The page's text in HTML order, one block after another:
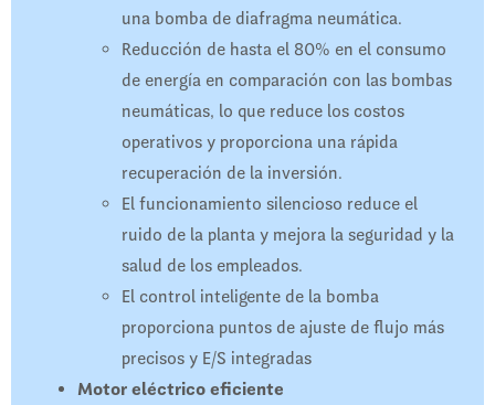
una bomba de diafragma neumática.
Reducción de hasta el 80% en el consumo
de energía en comparación con las bombas
neumáticas, lo que reduce los costos
operativos y proporciona una rápida
recuperación de la inversión.
El funcionamiento silencioso reduce el
ruido de la planta y mejora la seguridad y la
salud de los empleados.
El control inteligente de la bomba
proporciona puntos de ajuste de flujo más
precisos y E/S integradas
Motor eléctrico eficiente